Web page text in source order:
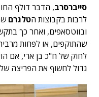
סייברסרב, הדבר דולף
לרבות בקבוצות הטלגרם
ובווטסאפים, ואחר כך
שהתוקפים, או לפחות
לחוק של ח"כ בן ארי, אם
גדול לחשוף את הפריצה